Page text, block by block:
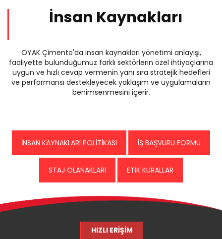
İnsan Kaynakları
OYAK Çimento'da insan kaynakları yönetimi anlayışı,
faaliyette bulunduğumuz farklı sektörlerin özel ihtiyaçlarına
uygun ve hızlı cevap vermenin yanı sıra stratejik hedefleri
ve performansı destekleyecek yaklaşım ve uygulamaların
benimsenmesini içerir.
İNSAN KAYNAKLARI POLİTİKASI İŞ BAŞVURU FORMU
STAJ OLANAKLARI ETİK KURALLAR
HIZLI ERİŞİM